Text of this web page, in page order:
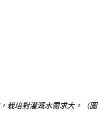
栽培對灌溉水需求大。（圖